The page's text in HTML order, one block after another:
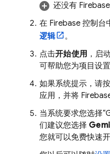
还没有
在 Firebase 控制台
逻辑
。
点击开始使用 ，启
可帮助您为项目设置
如果系统提示，请
应用，并将
当系统要求您选择
们建议您选择
您就可以免费快速开